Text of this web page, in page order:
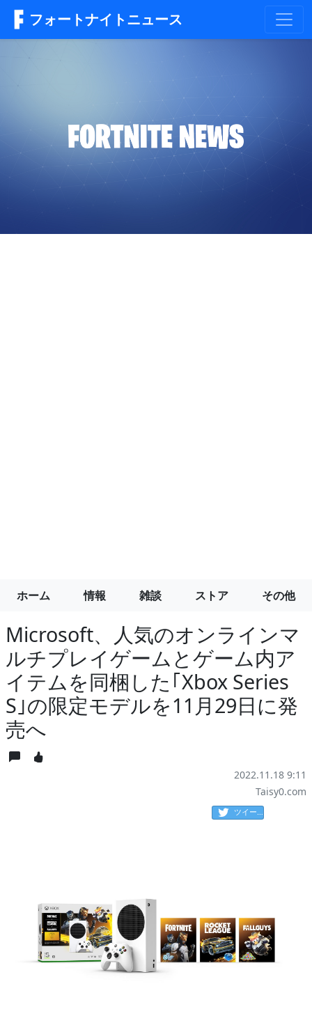
フォートナイトニュース
ホーム 情報 雑談 ストア その他
Microsoft、人気のオンラインマ
ルチプレイゲームとゲーム内ア
イテムを同梱した｢Xbox Series
S｣の限定モデルを11月29日に発
売へ
2022.11.18 9:11
Taisy0.com
ツイート